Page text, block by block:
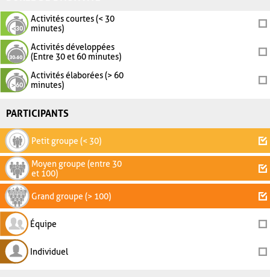
Activités courtes (< 30
minutes)
Activités développées
(Entre 30 et 60 minutes)
Activités élaborées (> 60
minutes)
PARTICIPANTS
Petit groupe (< 30)
Moyen groupe (entre 30
et 100)
Grand groupe (> 100)
Équipe
Individuel